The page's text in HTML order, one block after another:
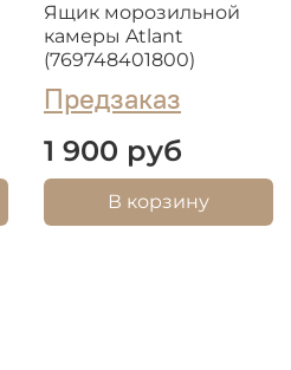
Ящик морозильной
камеры Atlant
(769748401800)
Предзаказ
1 900 руб
В корзину